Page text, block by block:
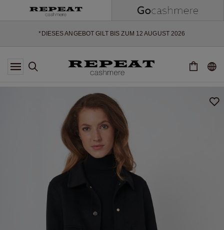
*DIESES ANGEBOT GILT BIS ZUM 12 AUGUST 2026
*GILT NICHT FÜR LIMITED EDITION
*AUSNAHMEN SIND MÖGLICH
SAISON
EXTRA 10% OFF SALE